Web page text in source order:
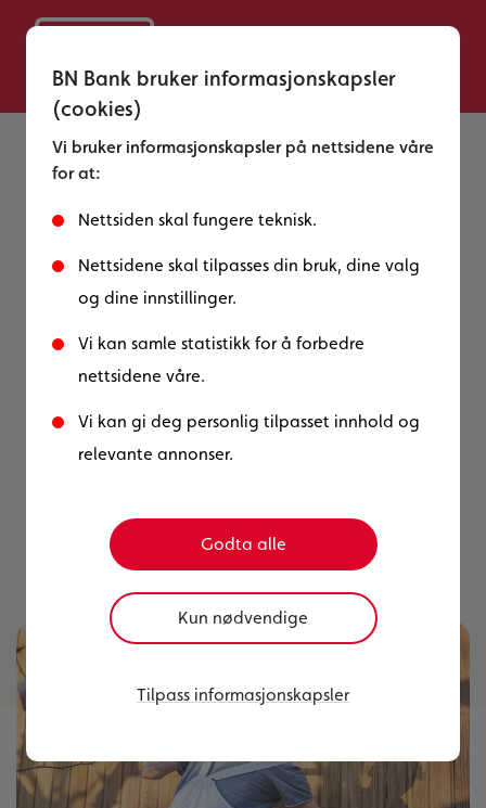
BN Bank bruker informasjonskapsler
(cookies)
Vi bruker informasjonskapsler på nettsidene våre
for at:
Nettsiden skal fungere teknisk.
Nettsidene skal tilpasses din bruk, dine valg
og dine innstillinger.
Vi kan samle statistikk for å forbedre
nettsidene våre.
Vi kan gi deg personlig tilpasset innhold og
relevante annonser.
Godta alle
Kun nødvendige
Tilpass informasjonskapsler
Vedlikehold av bolig
kan bære preg av en lang vinter!
år etter år, mot regn, mot vind, mot snø og
sol. Vi skal være forsiktige med å ta dette
og for hvert år det beskytter oss, svekkes
det litt. Heldigvis kan vi hjelpe til med å
av boligen hvert år, og ved å følge opp
hvordan det står til med huset vårt.